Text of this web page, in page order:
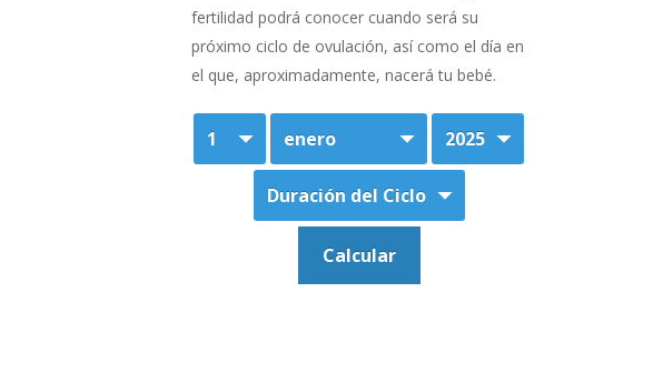
fertilidad podrá conocer cuando será su
próximo ciclo de ovulación, así como el día en
el que, aproximadamente, nacerá tu bebé.